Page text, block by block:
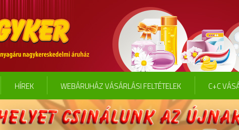
HÍREK WEBÁRUHÁZ VÁSÁRLÁSI FELTÉTELEK C+C